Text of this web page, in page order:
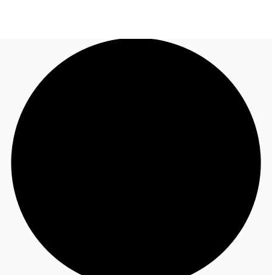
Blog
Données marchés
Appelez maintenant